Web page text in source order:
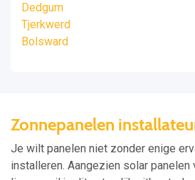
Dedgum
Tjerkwerd
Bolsward
Zonnepanelen
Je wilt panelen niet zonder enige
installeren. Aangezien solar panelen